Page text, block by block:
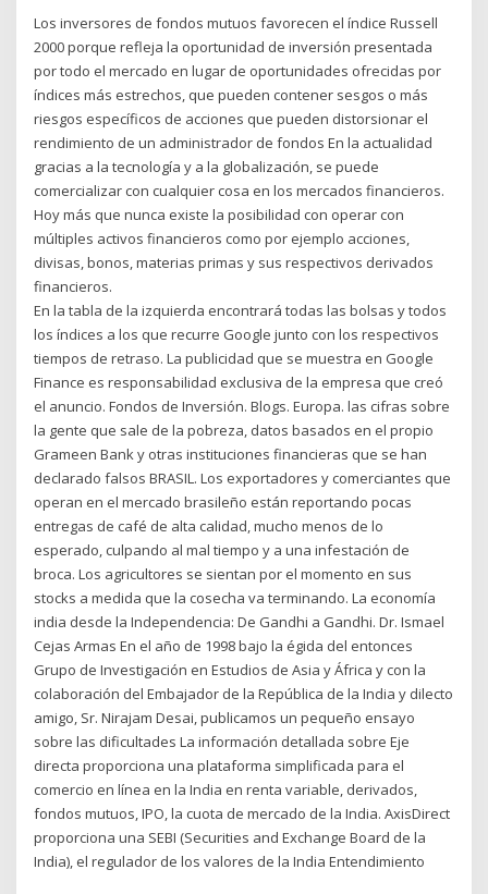
Los inversores de fondos mutuos favorecen el índice Russell
2000 porque refleja la oportunidad de inversión presentada
por todo el mercado en lugar de oportunidades ofrecidas por
índices más estrechos, que pueden contener sesgos o más
riesgos específicos de acciones que pueden distorsionar el
rendimiento de un administrador de fondos En la actualidad
gracias a la tecnología y a la globalización, se puede
comercializar con cualquier cosa en los mercados financieros.
Hoy más que nunca existe la posibilidad con operar con
múltiples activos financieros como por ejemplo acciones,
divisas, bonos, materias primas y sus respectivos derivados
financieros.
En la tabla de la izquierda encontrará todas las bolsas y todos
los índices a los que recurre Google junto con los respectivos
tiempos de retraso. La publicidad que se muestra en Google
Finance es responsabilidad exclusiva de la empresa que creó
el anuncio. Fondos de Inversión. Blogs. Europa. las cifras sobre
la gente que sale de la pobreza, datos basados en el propio
Grameen Bank y otras instituciones financieras que se han
declarado falsos BRASIL. Los exportadores y comerciantes que
operan en el mercado brasileño están reportando pocas
entregas de café de alta calidad, mucho menos de lo
esperado, culpando al mal tiempo y a una infestación de
broca. Los agricultores se sientan por el momento en sus
stocks a medida que la cosecha va terminando. La economía
india desde la Independencia: De Gandhi a Gandhi. Dr. Ismael
Cejas Armas En el año de 1998 bajo la égida del entonces
Grupo de Investigación en Estudios de Asia y África y con la
colaboración del Embajador de la República de la India y dilecto
amigo, Sr. Nirajam Desai, publicamos un pequeño ensayo
sobre las dificultades La información detallada sobre Eje
directa proporciona una plataforma simplificada para el
comercio en línea en la India en renta variable, derivados,
fondos mutuos, IPO, la cuota de mercado de la India. AxisDirect
proporciona una SEBI (Securities and Exchange Board de la
India), el regulador de los valores de la India Entendimiento